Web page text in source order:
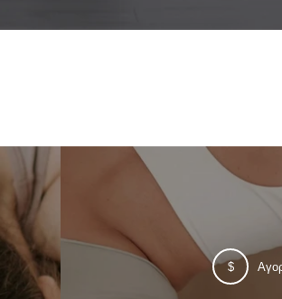
$